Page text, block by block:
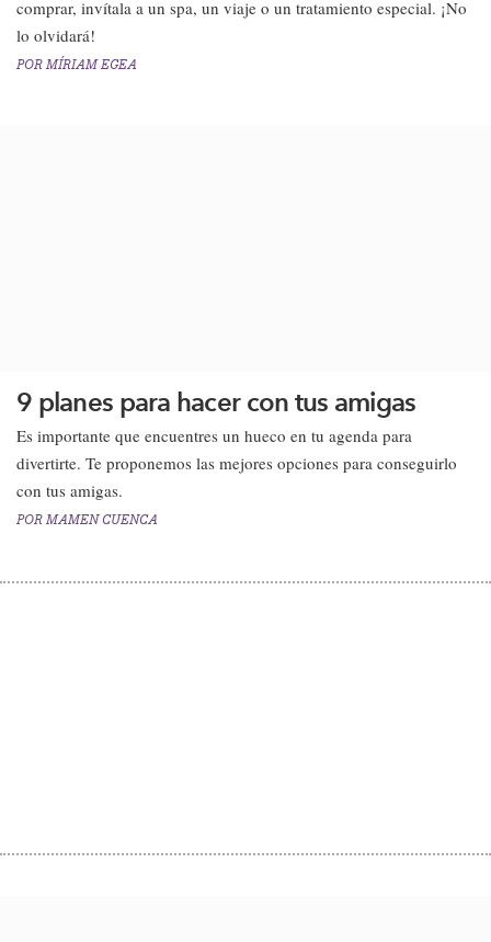
comprar, invítala a un spa, un viaje o un tratamiento especial. ¡No
lo olvidará!
POR MÍRIAM EGEA
9 planes para hacer con tus amigas
Es importante que encuentres un hueco en tu agenda para
divertirte. Te proponemos las mejores opciones para conseguirlo
con tus amigas.
POR MAMEN CUENCA